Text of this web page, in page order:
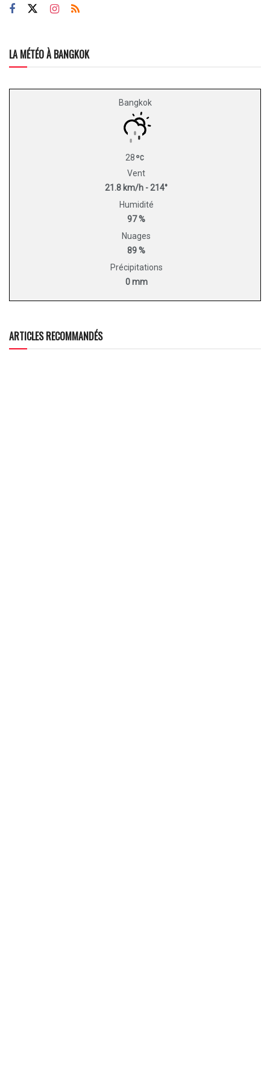
LA MÉTÉO À BANGKOK
Bangkok
28
Vent
21.8 km/h - 214°
Humidité
97 %
Nuages
89 %
Précipitations
0 mm
ARTICLES RECOMMANDÉS